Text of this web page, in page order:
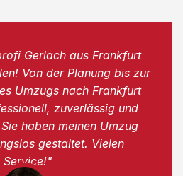
Gerlach aus Frankfurt
Von der Planung bis zur
Umzugs nach Frankfurt
zuverlässig und
haben meinen Umzug
gestaltet. Vielen
Service!"